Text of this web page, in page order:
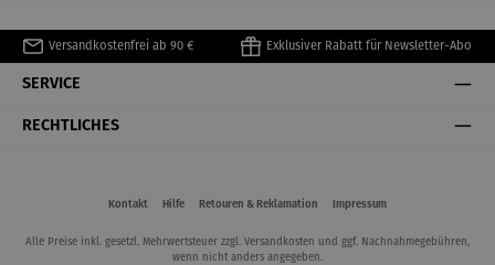
Versandkostenfrei ab 90 € Exklusiver Rabatt für Newsletter-Abo
SERVICE
RECHTLICHES
Kontakt Hilfe Retouren & Reklamation Impressum
Alle Preise inkl. gesetzl. Mehrwertsteuer zzgl. Versandkosten und ggf. Nachnahmegebühren,
wenn nicht anders angegeben.